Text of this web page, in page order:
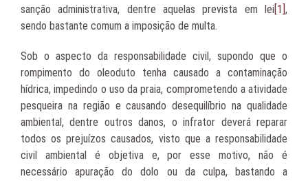
sanção administrativa, dentre aquelas prevista em lei[1],
sendo bastante comum a imposição de multa.
Sob o aspecto da responsabilidade civil, supondo que o
rompimento do oleoduto tenha causado a contaminação
hídrica, impedindo o uso da praia, comprometendo a atividade
pesqueira na região e causando desequilíbrio na qualidade
ambiental, dentre outros danos, o infrator deverá reparar
todos os prejuízos causados, visto que a responsabilidade
civil ambiental é objetiva e, por esse motivo, não é
necessário apuração do dolo ou da culpa, bastando a